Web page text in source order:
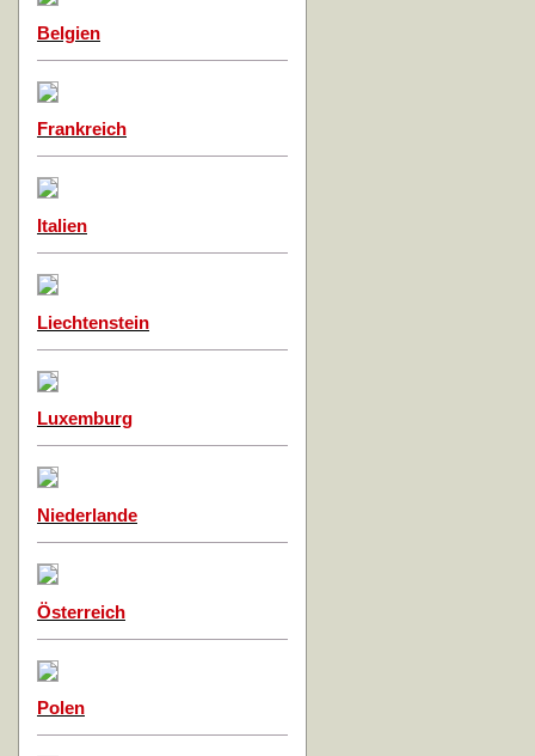
Belgien
Frankreich
Italien
Liechtenstein
Luxemburg
Niederlande
Österreich
Polen